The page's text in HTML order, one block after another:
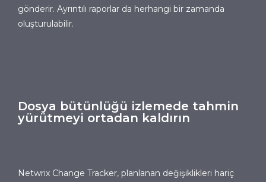
gönderir. Ayrıntılı raporlar da herhangi bir zamanda
oluşturulabilir.
Dosya bütünlüğü izlemede tahmin
yürütmeyi ortadan kaldırın
Netwrix Change Tracker, planlanan değişiklikleri hariç